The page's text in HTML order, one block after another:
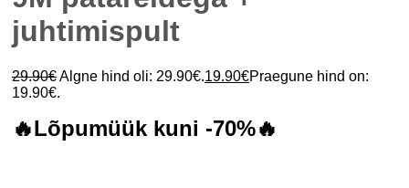
juhtimispult
29.90€Algne hind oli: 29.90€.19.90€Praegune hind on:
19.90€.
🔥Lõpumüük kuni -70%🔥